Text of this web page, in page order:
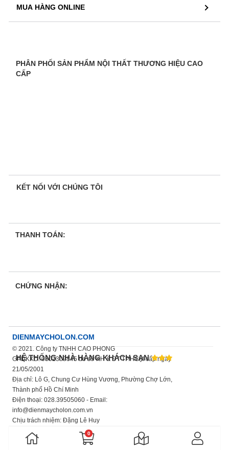
MUA HÀNG ONLINE
PHÂN PHỐI SẢN PHẨM NỘI THẤT THƯƠNG HIỆU CAO
CẤP
HỆ THỐNG NHÀ HÀNG KHÁCH SẠN
KẾT NỐI VỚI CHÚNG TÔI
THANH TOÁN:
CHỨNG NHẬN:
DIENMAYCHOLON.COM
© 2021. Công ty TNHH CAO PHONG
GPDKKD: 0302309845 do sở KH & ĐT TP.HCM cấp ngày
21/05/2001
Địa chỉ: Lô G, Chung Cư Hùng Vương, Phường Chợ Lớn,
Thành phố Hồ Chí Minh
Điện thoại: 028.39505060 - Email:
info@dienmaycholon.com.vn
Chịu trách nhiệm: Đặng Lê Huy
Xem thêm chính sách bảo mật thông tin
0